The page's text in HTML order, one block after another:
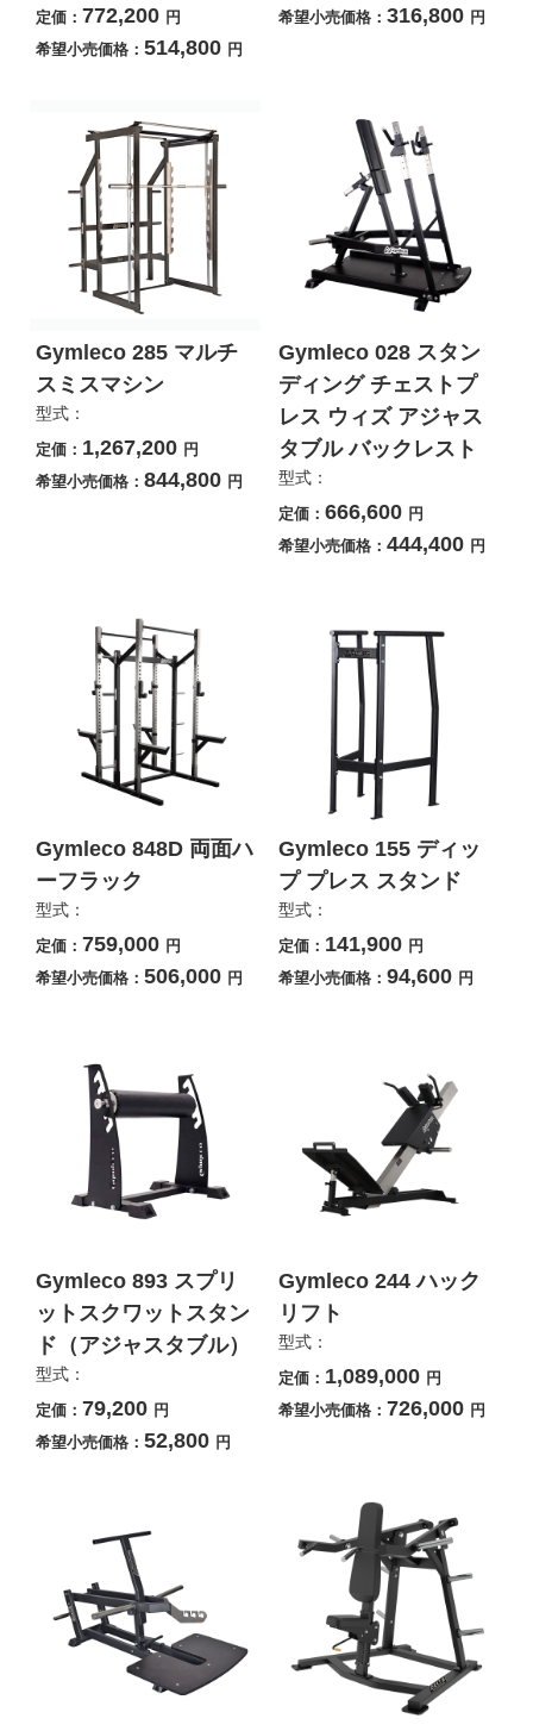
定価： 772,200 円
希望小売価格： 514,800 円
希望小売価格： 316,800 円
Gymleco 285 マルチ
スミスマシン
型式：
定価： 1,267,200 円
希望小売価格： 844,800 円
Gymleco 028 スタン
ディング チェストプ
レス ウィズ アジャス
タブル バックレスト
型式：
定価： 666,600 円
希望小売価格： 444,400 円
Gymleco 848D 両面ハ
ーフラック
型式：
定価： 759,000 円
希望小売価格： 506,000 円
Gymleco 155 ディッ
プ プレス スタンド
型式：
定価： 141,900 円
希望小売価格： 94,600 円
Gymleco 893 スプリ
ットスクワットスタン
ド（アジャスタブル）
型式：
定価： 79,200 円
希望小売価格： 52,800 円
Gymleco 244 ハック
リフト
型式：
定価： 1,089,000 円
希望小売価格： 726,000 円